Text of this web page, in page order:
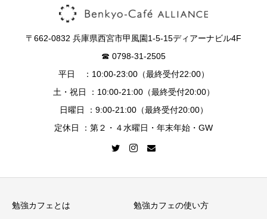
〒662-0832 兵庫県西宮市甲風園1-5-15ディアーナビル4F
☎︎ 0798-31-2505
平日 ：10:00-23:00（最終受付22:00）
土・祝日 ：10:00-21:00（最終受付20:00）
日曜日 ：9:00-21:00（最終受付20:00）
定休日 ：第２・４水曜日・年末年始・GW
勉強カフェとは 勉強カフェの使い方